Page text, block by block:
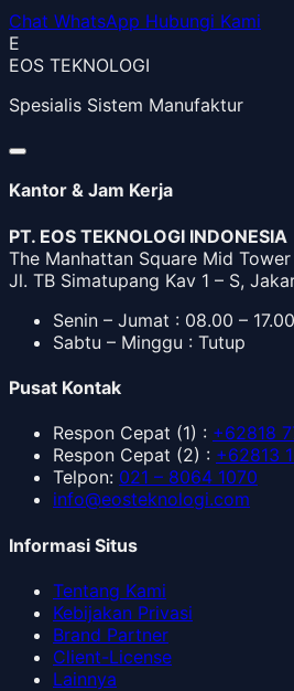
Chat WhatsApp Hubungi Kami
E
EOS TEKNOLOGI
Spesialis Sistem Manufaktur
Kantor & Jam Kerja
PT. EOS TEKNOLOGI INDONESIA
The Manhattan Square Mid
Jl. TB Simatupang Kav 1 – S,
Senin – Jumat : 08.00 – 17.00
Sabtu – Minggu : Tutup
Pusat Kontak
Respon Cepat (1) : +62818
Respon Cepat (2) : +62813
Telpon: 021 – 8064 1070
info@eosteknologi.com
Informasi Situs
Tentang Kami
Kebijakan Privasi
Brand Partner
Client-License
Lainnya